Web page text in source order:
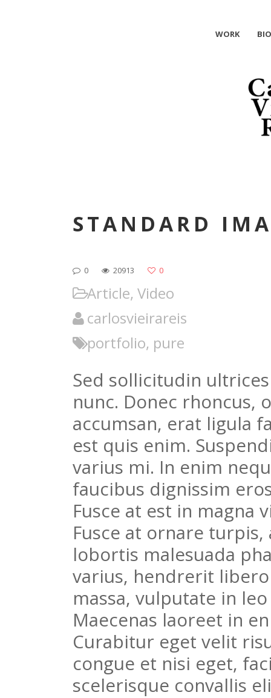
WORK BIO
STANDARD
0 20913 0
Article, Video
carlosvieirareis
portfolio, pure
Sed sollicitudin
nunc. Donec rhoncus,
accumsan, erat ligula
est quis enim.
varius mi. In enim
faucibus dignissim
Fusce at est in magna
Fusce at ornare
lobortis malesuada
varius, hendrerit
massa, vulputate in
Maecenas laoreet in
Curabitur eget velit
congue et nisi eget,
scelerisque convallis